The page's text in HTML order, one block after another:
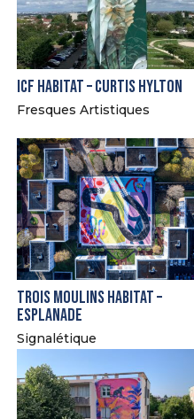
ICF Habitat – Curtis Hylton
Fresques Artistiques
Trois Moulins Habitat –
Esplanade
Signalétique